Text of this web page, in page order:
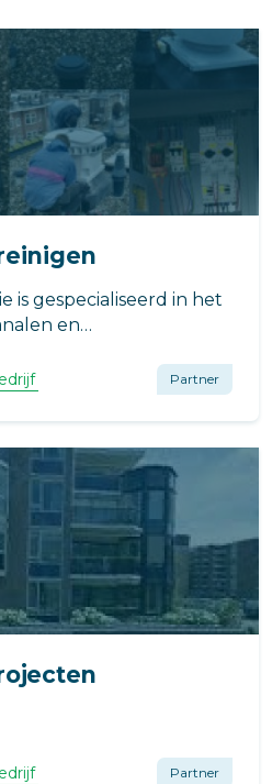
is gespecialiseerd in het
en
Partner
Partner